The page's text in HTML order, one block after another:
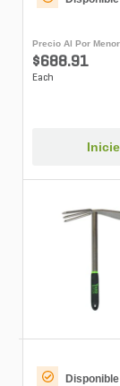
Precio Al Por Menor
$688.91
Each